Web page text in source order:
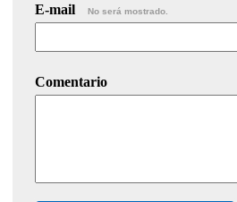
E-mail No será mostrado.
Comentario